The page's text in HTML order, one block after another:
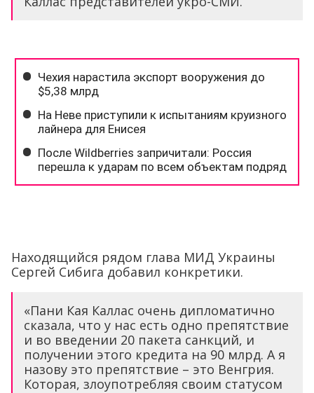
Находящийся рядом глава МИД Украины
Сергей Сибига добавил конкретики.
«Пани Кая Каллас очень дипломатично
сказала, что у нас есть одно препятствие
и во введении 20 пакета санкций, и
получении этого кредита на 90 млрд. А я
назову это препятствие – это Венгрия.
Которая, злоупотребляя своим статусом